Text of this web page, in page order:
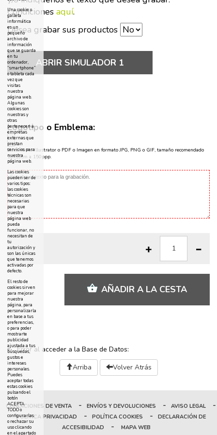
Condiciones aquí.
Desea grabar sus productos
ABRIR SIMULADOR 1
Logotipo o Emblema:
Documento Illustrator o PDF o Imagen en formato JPG, PNG o GIF, tamaño recomendado
10x10cm a 150ppp.
AÑADIR A LA CESTA
Error al acceder a la Base de Datos:
Arriba
Volver Atrás
CONDICIONES DE VENTA - ENVÍOS Y DEVOLUCIONES - AVISO LEGAL -
POLÍTICA PRIVACIDAD - POLÍTICA COOKIES -
DECLARACIÓN DE
ACCESIBILIDAD
- MAPA WEB
Una cookie o
galleta
informática
es un
pequeño
archivo de
información
que se guarda
en tu
ordenador,
“smartphone”
o tableta cada
vez que
visitas
nuestra
página web.
Algunas
cookies son
nuestras y
otras
pertenecen a
empresas
externas que
prestan
servicios para
nuestra
página web.
Las cookies
pueden ser de
varios tipos:
las cookies
técnicas son
necesarias
para que
nuestra
página web
pueda
funcionar, no
necesitan de
tu
autorización y
son las únicas
que tenemos
activadas por
defecto.
El resto de
cookies sirven
para mejorar
nuestra
página, para
personalizarla
en base a tus
preferencias,
o para poder
mostrarte
publicidad
ajustada a tus
búsquedas,
gustos e
intereses
personales.
Puedes
aceptar todas
estas cookies
pulsando el
botón
ACEPTA
TODO o
configurarlas
o rechazar su
uso clicando
en el apartado